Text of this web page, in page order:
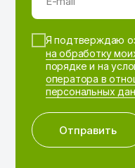
Я подтверждаю
на обработку
порядке и на
оператора в
персональных
Отправить